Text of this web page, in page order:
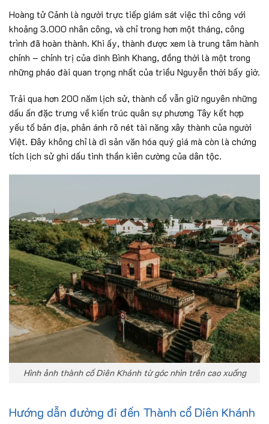
Hoàng tử Cảnh là người trực tiếp giám sát việc thi công với
khoảng 3.000 nhân công, và chỉ trong hơn một tháng, công
trình đã hoàn thành. Khi ấy, thành được xem là trung tâm hành
chính – chính trị của dinh Bình Khang, đồng thời là một trong
những pháo đài quan trọng nhất của triều Nguyễn thời bấy giờ.
Trải qua hơn 200 năm lịch sử, thành cổ vẫn giữ nguyên những
dấu ấn đặc trưng về kiến trúc quân sự phương Tây kết hợp
yếu tố bản địa, phản ánh rõ nét tài năng xây thành của người
Việt. Đây không chỉ là di sản văn hóa quý giá mà còn là chứng
tích lịch sử ghi dấu tinh thần kiên cường của dân tộc.
Hình ảnh thành cố Diên Khánh từ góc nhìn trên cao xuống
Hướng dẫn đường đi đến Thành cổ Diên Khánh